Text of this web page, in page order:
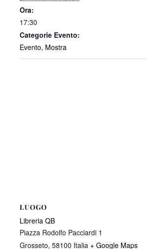
Ora:
17:30
Categorie Evento:
Evento, Mostra
LUOGO
Libreria QB
Piazza Rodolfo Pacciardi 1
Grosseto, 58100 Italia + Google Maps